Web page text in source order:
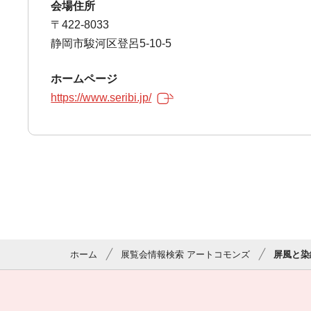
会場住所
〒422-8033
静岡市駿河区登呂5-10-5
ホームページ
https://www.seribi.jp/
ホーム 展覧会情報検索 アートコモンズ 屏風と